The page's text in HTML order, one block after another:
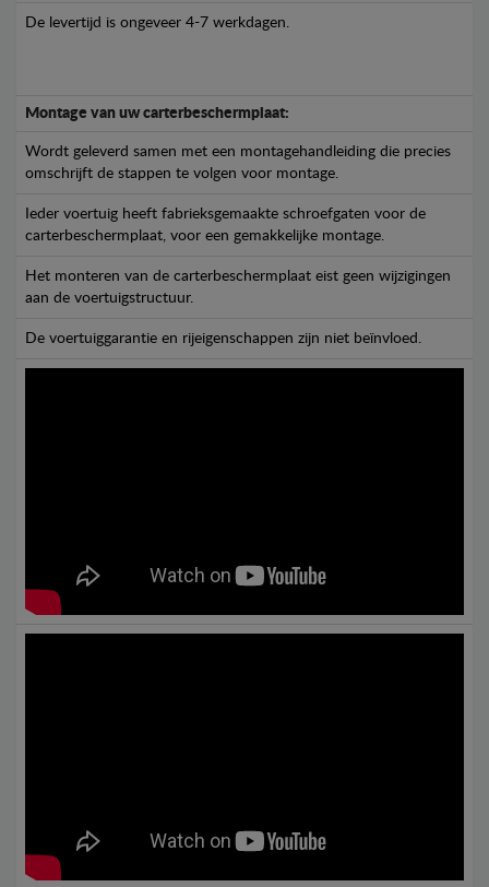
De levertijd is ongeveer 4-7 werkdagen.
Montage van uw carterbeschermplaat:
Wordt geleverd samen met een montagehandleiding die precies
omschrijft de stappen te volgen voor montage.
Ieder voertuig heeft fabrieksgemaakte schroefgaten voor de
carterbeschermplaat, voor een gemakkelijke montage.
Het monteren van de carterbeschermplaat eist geen wijzigingen
aan de voertuigstructuur.
De voertuiggarantie en rijeigenschappen zijn niet beïnvloed.